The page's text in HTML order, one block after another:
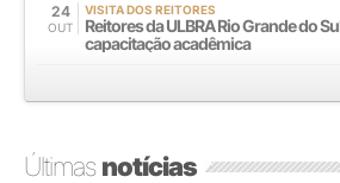
24
OUT
VISITA DOS REITORES
Reitores da ULBRA Rio Grande do
capacitação acadêmica
Últimasnotícias